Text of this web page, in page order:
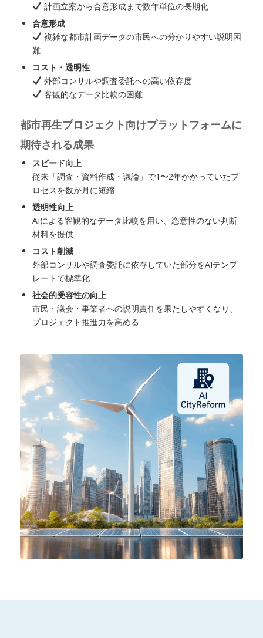
計画立案から合意形成まで数年単位の長期化
合意形成
複雑な都市計画データの市民への分かりやすい説明困
難
コスト・透明性
外部コンサルや調査委託への高い依存度
客観的なデータ比較の困難
都市再生プロジェクト向けプラットフォームに
期待される成果
スピード向上
従来「調査・資料作成・議論」で1〜2年かかっていたプ
ロセスを数か月に短縮
透明性向上
AIによる客観的なデータ比較を用い、恣意性のない判断
材料を提供
コスト削減
外部コンサルや調査委託に依存していた部分をAIテンプ
レートで標準化
社会的受容性の向上
市民・議会・事業者への説明責任を果たしやすくなり、
プロジェクト推進力を高める